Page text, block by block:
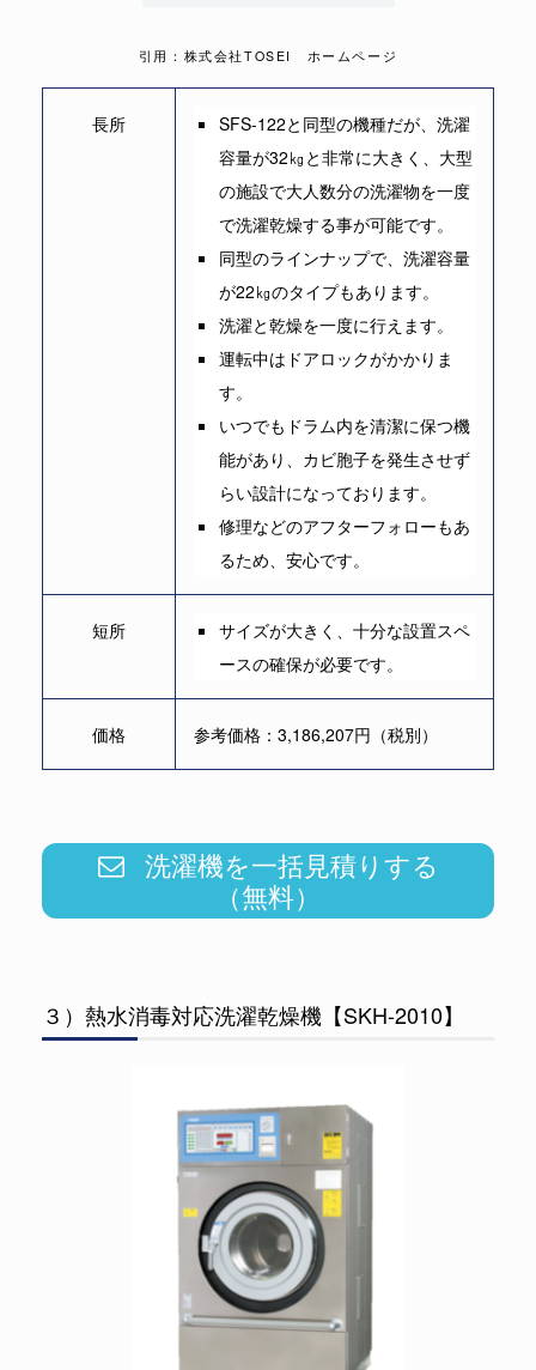
引用：株式会社TOSEI ホームページ
長所
SFS-122と同型の機種だが、洗濯
容量が32㎏と非常に大きく、大型
の施設で大人数分の洗濯物を一度
で洗濯乾燥する事が可能です。
同型のラインナップで、洗濯容量
が22㎏のタイプもあります。
洗濯と乾燥を一度に行えます。
運転中はドアロックがかかりま
す。
いつでもドラム内を清潔に保つ機
能があり、カビ胞子を発生させず
らい設計になっております。
修理などのアフターフォローもあ
るため、安心です。
短所
サイズが大きく、十分な設置スペ
ースの確保が必要です。
価格 参考価格：3,186,207円（税別）
洗濯機を一括見積りする
（無料）
３）熱水消毒対応洗濯乾燥機【SKH-2010】